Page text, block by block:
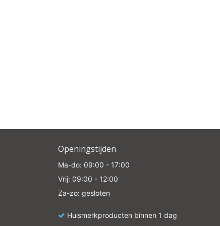
Openingstijden
Ma-do: 09:00 - 17:00
Vrij: 09:00 - 12:00
Za-zo: gesloten
Huismerkproducten binnen 1 dag